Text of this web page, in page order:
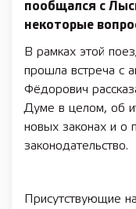
пообщался с
некоторые
В рамках этой
прошла встреча с
Фёдорович
Думе в целом, об
новых законах и о
законодательство.
Присутствующие